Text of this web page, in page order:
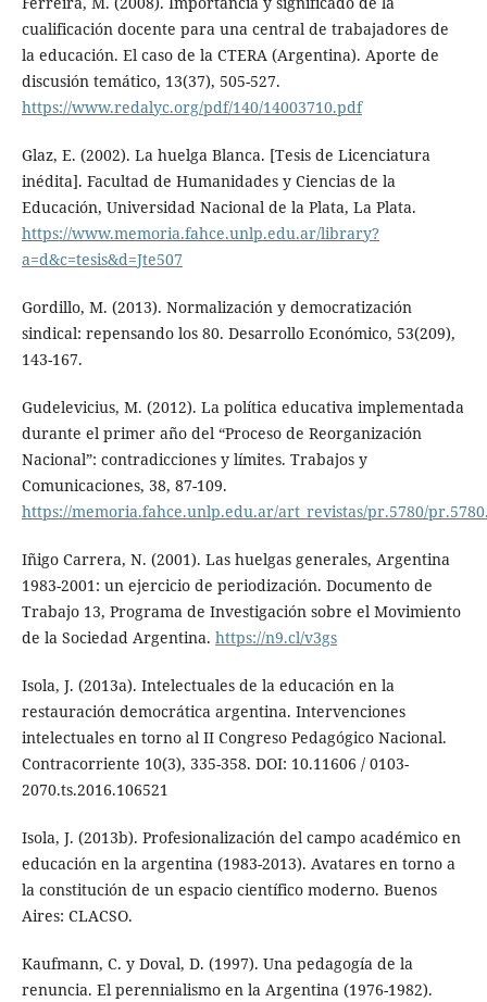
cualificación docente para una central de trabajadores de
la educación. El caso de la CTERA (Argentina). Aporte de
discusión temático, 13(37), 505-527.
https://www.redalyc.org/pdf/140/14003710.pdf
Glaz, E. (2002). La huelga Blanca. [Tesis de Licenciatura
inédita]. Facultad de Humanidades y Ciencias de la
Educación, Universidad Nacional de la Plata, La Plata.
https://www.memoria.fahce.unlp.edu.ar/library?
a=d&c=tesis&d=Jte507
Gordillo, M. (2013). Normalización y democratización
sindical: repensando los 80. Desarrollo Económico, 53(209),
143-167.
Gudelevicius, M. (2012). La política educativa implementada
durante el primer año del “Proceso de Reorganización
Nacional”: contradicciones y límites. Trabajos y
Comunicaciones, 38, 87-109.
https://memoria.fahce.unlp.edu.ar/art_revistas/pr.5780/
Iñigo Carrera, N. (2001). Las huelgas generales, Argentina
1983-2001: un ejercicio de periodización. Documento de
Trabajo 13, Programa de Investigación sobre el Movimiento
de la Sociedad Argentina. https://n9.cl/v3gs
Isola, J. (2013a). Intelectuales de la educación en la
restauración democrática argentina. Intervenciones
intelectuales en torno al II Congreso Pedagógico Nacional.
Contracorriente 10(3), 335-358. DOI: 10.11606 / 0103-
2070.ts.2016.106521
Isola, J. (2013b). Profesionalización del campo académico en
educación en la argentina (1983-2013). Avatares en torno a
la constitución de un espacio científico moderno. Buenos
Aires: CLACSO.
Kaufmann, C. y Doval, D. (1997). Una pedagogía de la
renuncia. El perennialismo en la Argentina (1976-1982).